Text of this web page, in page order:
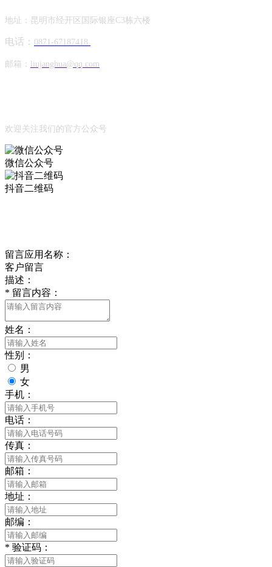
地址：昆明市经开区国际银座C3栋六楼
电话： 0871-67187418
邮箱： liujanghua@qq.com
欢迎关注我们的官方公众号
微信公众号
抖音二维码
留言应用名称：
客户留言
描述：
* 留言内容：
姓名：
性别：
男
女
手机：
电话：
传真：
邮箱：
地址：
邮编：
* 验证码：